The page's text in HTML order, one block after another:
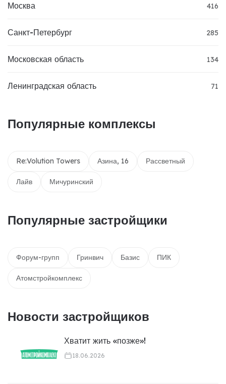
Москва 416
Санкт-Петербург 285
Московская область 134
Ленинградская область 71
Популярные комплексы
Re:Volution Towers Азина, 16 Рассветный
Лайв Мичуринский
Популярные застройщики
Форум-групп Гринвич Базис ПИК
Атомстройкомплекс
Новости застройщиков
Хватит жить «позже»!
18.06.2026